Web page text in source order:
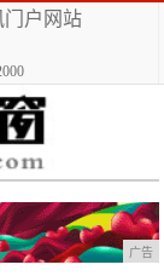
门户网站
广告